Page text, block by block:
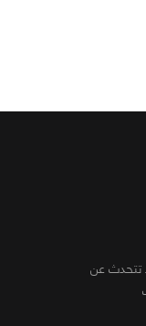
تتحدث عن